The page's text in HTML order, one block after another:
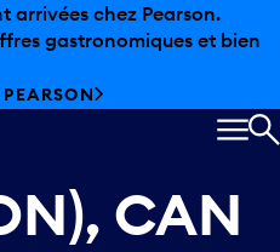
arrivées chez Pearson.
gastronomiques et bien
CAN